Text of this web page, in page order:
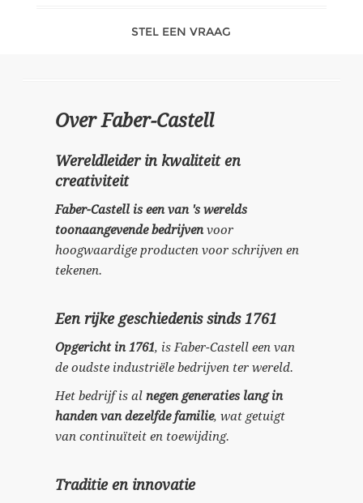
STEL EEN VRAAG
Over Faber-Castell
Wereldleider in kwaliteit en
creativiteit
Faber-Castell is een van 's werelds
toonaangevende bedrijvenvoor
hoogwaardige producten voor schrijven en
tekenen.
Een rijke geschiedenis sinds 1761
Opgericht in 1761, is Faber-Castell een van
de oudste industriële bedrijven ter wereld.
Het bedrijf is al negen generaties lang in
handen van dezelfde familie, wat getuigt
van continuïteit en toewijding.
Traditie en innovatie